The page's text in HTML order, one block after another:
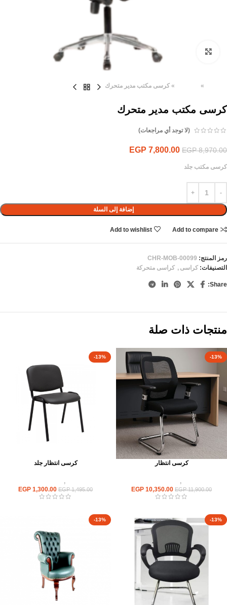
Click to enlarge
»
» كرسى مكتب مدير متحرك
كرسى مكتب مدير متحرك
(لا توجد أي مراجعات)
EGP8,970.00
EGP 7,800.00
كرسى مكتب جلد
إضافة إلى السلة
Add to compare
Add to wishlist
رمز المنتج: CHR-MOB-00099
التصنيفات: كراسى , كراسى متحركة
Share:
منتجات ذات صلة
-13%
كرسى انتظار
,
EGP11,900.00
EGP 10,350.00
-13%
كرسى انتظار جلد
,
EGP1,495.00
EGP 1,300.00
-13%
-13%